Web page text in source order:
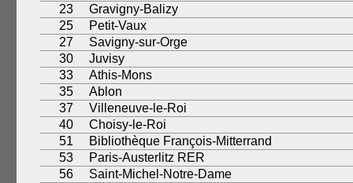
23
Gravigny-Balizy
25
Petit-Vaux
27
Savigny-sur-Orge
30
Juvisy
33
Athis-Mons
35
Ablon
37
Villeneuve-le-Roi
40
Choisy-le-Roi
51
Bibliothèque François-Mitterrand
53
Paris-Austerlitz RER
56
Saint-Michel-Notre-Dame